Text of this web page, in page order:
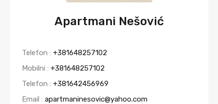
Apartmani Nešović
Telefon : +381648257102
Mobilni : +381648257102
Telefon : +381642456969
Email : apartmaninesovic@yahoo.com